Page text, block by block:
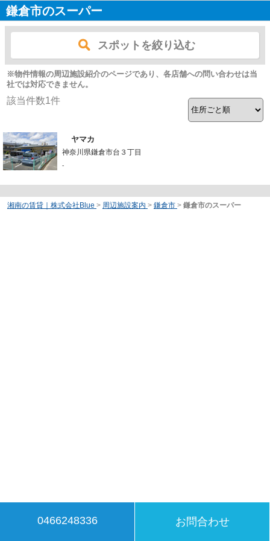
鎌倉市のスーパー
スポットを絞り込む
※物件情報の周辺施設紹介のページであり、各店舗への問い合わせは当
社では対応できません。
該当件数1件
ヤマカ
神奈川県鎌倉市台３丁目
-
湘南の賃貸｜株式会社Blue > 周辺施設案内 > 鎌倉市 > 鎌倉市のスーパー
0466248336 お問合わせ